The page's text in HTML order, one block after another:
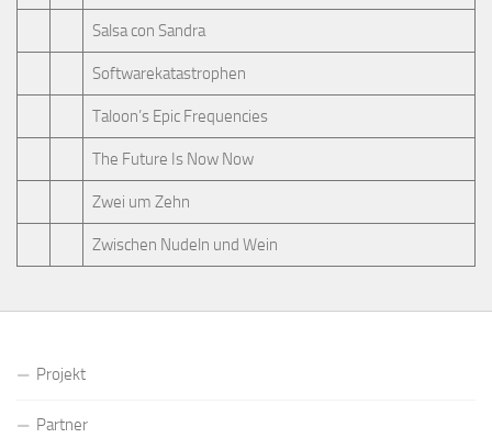
Salsa con Sandra
Softwarekatastrophen
Taloon’s Epic Frequencies
The Future Is Now Now
Zwei um Zehn
Zwischen Nudeln und Wein
Projekt
Partner